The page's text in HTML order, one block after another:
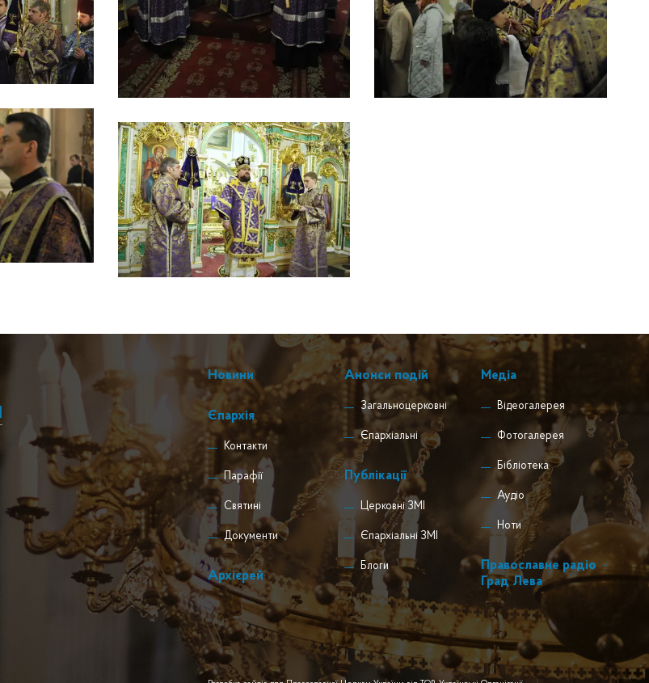
Новини
Єпархія
Контакти
Парафії
Святині
Документи
Архієрей
Анонси подій
Загальноцерковні
Єпархіальні
Публікації
Церковні ЗМІ
Єпархіальні ЗМІ
Блоги
Медіа
Відеогалерея
Фотогалерея
Бібліотека
Аудіо
Ноти
Православне радіо
Град Лева